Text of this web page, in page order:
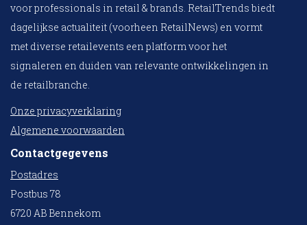
voor professionals in retail & brands. RetailTrends biedt
dagelijkse actualiteit (voorheen RetailNews) en vormt
met diverse retailevents een platform voor het
signaleren en duiden van relevante ontwikkelingen in
de retailbranche.
Onze privacyverklaring
Algemene voorwaarden
Contactgegevens
Postadres
Postbus 78
6720 AB Bennekom